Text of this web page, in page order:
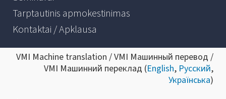
Tarptautinis apmokestinimas
Kontaktai / Apklausa
VMI Machine translation / VMI Машинный перевод /
VMI Машинний переклад (English, Русский,
Українська)